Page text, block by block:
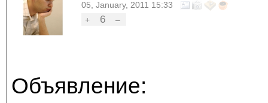
05, January, 2011 15:33
+
6 –
Объявление: